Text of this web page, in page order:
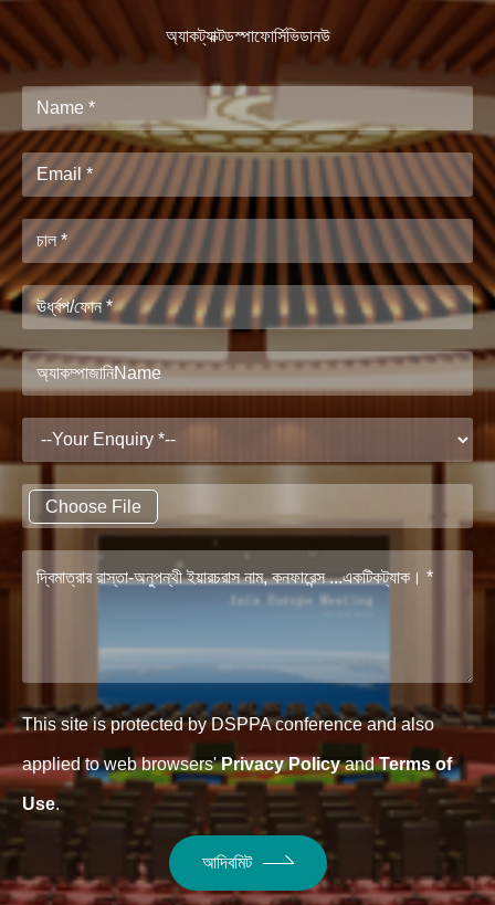
অ্যাকট্যাক্টডস্পাফোর্সিভিডানউ
Choose File
This site is protected by DSPPA conference and also
applied to web browsers'Privacy PolicyandTerms of
Use.
আদিবমিট